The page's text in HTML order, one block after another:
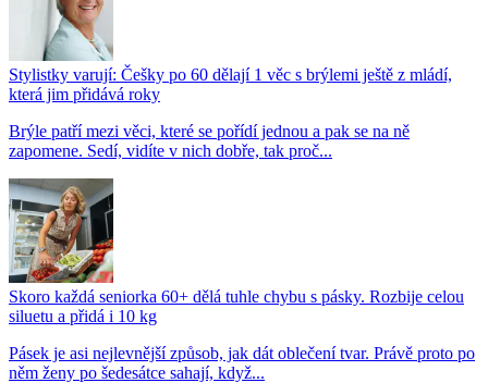
Stylistky varují: Češky po 60 dělají 1 věc s brýlemi ještě z mládí,
která jim přidává roky
Brýle patří mezi věci, které se pořídí jednou a pak se na ně
zapomene. Sedí, vidíte v nich dobře, tak proč...
Skoro každá seniorka 60+ dělá tuhle chybu s pásky. Rozbije celou
siluetu a přidá i 10 kg
Pásek je asi nejlevnější způsob, jak dát oblečení tvar. Právě proto po
něm ženy po šedesátce sahají, když...